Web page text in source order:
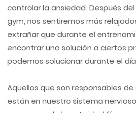
controlar la ansiedad. Después
gym, nos sentiremos más
extrañar que durante el
encontrar una solución a ciertos
podemos solucionar durante el
Aquellos que son responsables
están en nuestro sistema